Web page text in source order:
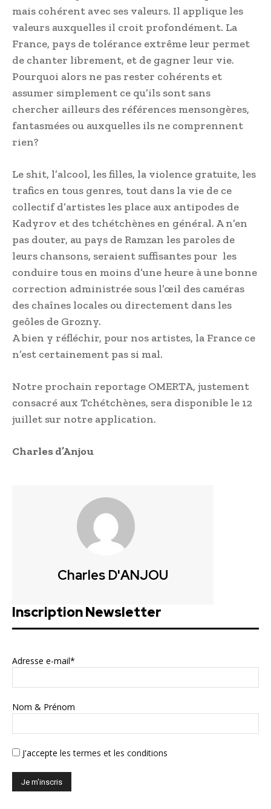
mais cohérent avec ses valeurs. Il applique les
valeurs auxquelles il croit profondément. La
France, pays de tolérance extrême leur permet
de chanter librement, et de gagner leur vie.
Pourquoi alors ne pas rester cohérents et
assumer simplement ce qu’ils sont sans
chercher ailleurs des références mensongères,
fantasmées ou auxquelles ils ne comprennent
rien?
Le shit, l’alcool, les filles, la violence gratuite, les
trafics en tous genres, tout dans la vie de ce
collectif d’artistes les place aux antipodes de
Kadyrov et des tchétchènes en général. A n’en
pas douter, au pays de Ramzan les paroles de
leurs chansons, seraient suffisantes pour les
conduire tous en moins d’une heure à une bonne
correction administrée sous l’œil des caméras
des chaînes locales ou directement dans les
geôles de Grozny.
A bien y réfléchir, pour nos artistes, la France ce
n’est certainement pas si mal.
Notre prochain reportage OMERTA, justement
consacré aux Tchétchènes, sera disponible le 12
juillet sur notre application.
Charles d’Anjou
Charles D'ANJOU
Inscription Newsletter
Adresse e-mail*
Nom & Prénom
J'accepte les termes et les conditions